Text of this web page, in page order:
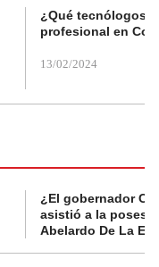
¿Qué tecnólogos
profesional en
13/02/2024
¿El gobernador
asistió a la
Abelardo De La